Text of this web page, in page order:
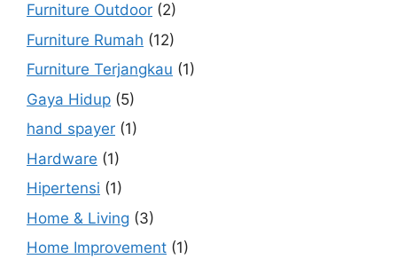
Furniture Outdoor (2)
Furniture Rumah (12)
Furniture Terjangkau (1)
Gaya Hidup (5)
hand spayer (1)
Hardware (1)
Hipertensi (1)
Home & Living (3)
Home Improvement (1)